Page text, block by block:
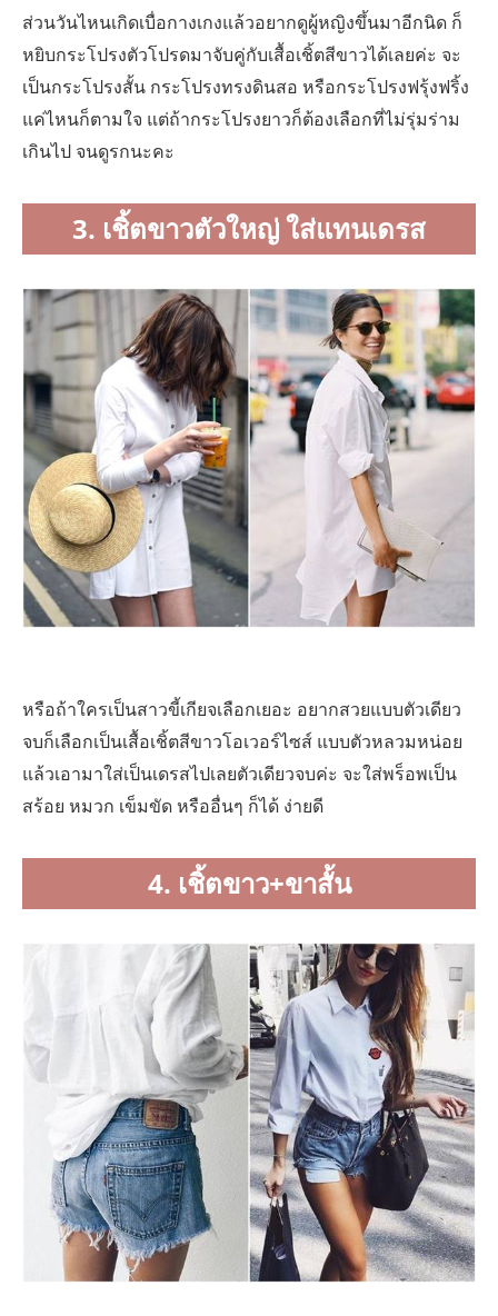
ส่วนวันไหนเกิดเบื่อกางเกงแล้วอยากดูผู้หญิงขึ้นมาอีกนิด ก็
หยิบกระโปรงตัวโปรดมาจับคู่กับเสื้อเชิ้ตสีขาวได้เลยค่ะ จะ
เป็นกระโปรงสั้น กระโปรงทรงดินสอ หรือกระโปรงฟรุ้งฟริ้ง
แค่ไหนก็ตามใจ แต่ถ้ากระโปรงยาวก็ต้องเลือกที่ไม่รุ่มร่าม
เกินไป จนดูรกนะคะ
3. เชิ้ตขาวตัวใหญ่ ใส่แทนเดรส
หรือถ้าใครเป็นสาวขี้เกียจเลือกเยอะ อยากสวยแบบตัวเดียว
จบก็เลือกเป็นเสื้อเชิ้ตสีขาวโอเวอร์ไซส์ แบบตัวหลวมหน่อย
แล้วเอามาใส่เป็นเดรสไปเลยตัวเดียวจบค่ะ จะใส่พร็อพเป็น
สร้อย หมวก เข็มขัด หรืออื่นๆ ก็ได้ ง่ายดี
4. เชิ้ตขาว+ขาสั้น